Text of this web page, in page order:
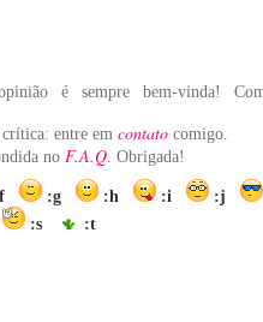
é sempre bem-vinda!
entre em contatocomigo.
no F.A.Q. Obrigada!
:g :h :i :j
:s :t